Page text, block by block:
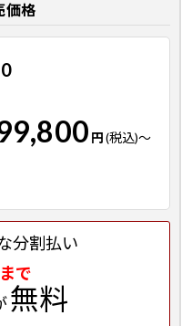
価格
円(税込)～
分割払い
で
無料